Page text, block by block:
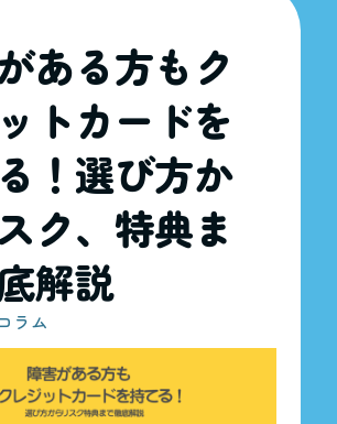
ある方もク
トカードを
！選び方か
ク、特典ま
解説
ラム